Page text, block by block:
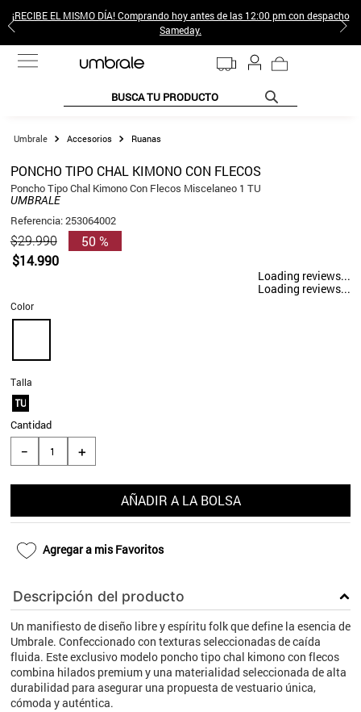
¡RECIBE EL MISMO DÍA! Comprando hoy antes de las 12:00 pm con despacho
Sameday.
BUSCA TU PRODUCTO
Accesorios Ruanas
PONCHO TIPO CHAL KIMONO CON FLECOS
Poncho Tipo Chal Kimono Con Flecos Miscelaneo 1 TU
UMBRALE
Referencia:253064002
$29.990
$14.990
50 %
Loading reviews...
Loading reviews...
Talla
TU
Color
Cantidad
＋
－
AÑADIR A LA BOLSA
Agregar a mis Favoritos
Descripción del producto
Un manifiesto de diseño libre y espíritu folk que define la esencia de
Umbrale. Confeccionado con texturas seleccionadas de caída
fluida. Este exclusivo modelo poncho tipo chal kimono con flecos
combina hilados premium y una materialidad seleccionada de alta
durabilidad para asegurar una propuesta de vestuario única,
cómoda y auténtica.
TÉRMINOS MÁS BUSCADOS
2.
sweter
4.
gamulan
5.
7.